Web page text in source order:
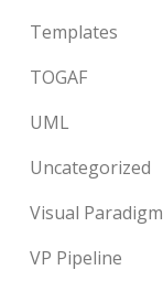
Templates
TOGAF
UML
Uncategorized
Visual Paradigm
VP Pipeline